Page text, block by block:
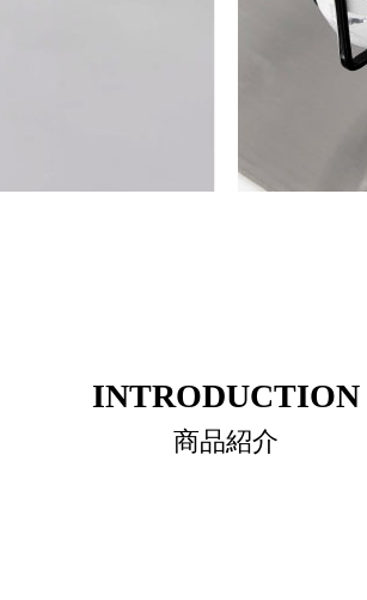
INTRODUCTION
商品紹介